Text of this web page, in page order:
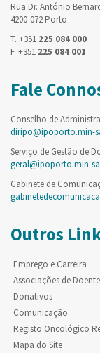
Rua Dr. António
4200-072 Porto
T. +351 225 084 000
F. +351 225 084 001
Fale
Conselho de
diripo@ipoporto.min-
Serviço de Gestão de
geral@ipoporto.min-
Gabinete de
Outros
Emprego e Carreira
Associações de
Donativos
Comunicação
Registo Oncológico
Mapa do Site